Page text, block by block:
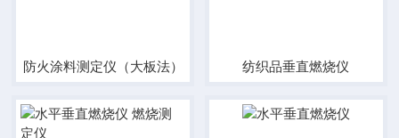
防火涂料测定仪（大板法） 纺织品垂直燃烧仪